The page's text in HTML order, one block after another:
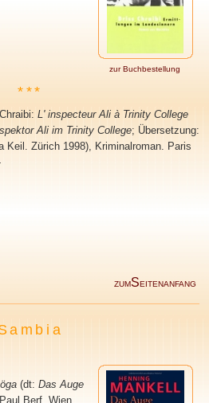
zur Buchbestellung
***
: L' inspecteur Ali à Trinity College
Ali im Trinity College; Übersetzung:
Keil. Zürich 1998), Kriminalroman. Paris
ZUMSEITENANFANG
(dt: Das Auge
Berf. Wien